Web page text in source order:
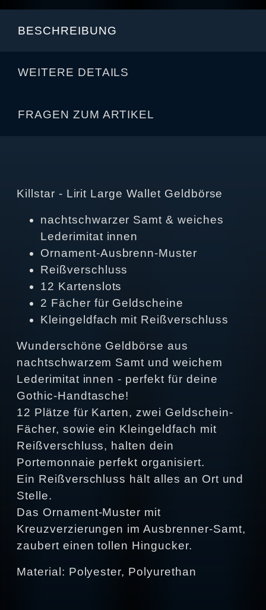
BESCHREIBUNG
WEITERE DETAILS
FRAGEN ZUM ARTIKEL
Killstar - Lirit Large Wallet Geldbörse
nachtschwarzer Samt & weiches
Lederimitat innen
Ornament-Ausbrenn-Muster
Reißverschluss
12 Kartenslots
2 Fächer für Geldscheine
Kleingeldfach mit Reißverschluss
Wunderschöne Geldbörse aus
nachtschwarzem Samt und weichem
Lederimitat innen - perfekt für deine
Gothic-Handtasche!
12 Plätze für Karten, zwei Geldschein-
Fächer, sowie ein Kleingeldfach mit
Reißverschluss, halten dein
Portemonnaie perfekt organisiert.
Ein Reißverschluss hält alles an Ort und
Stelle.
Das Ornament-Muster mit
Kreuzverzierungen im Ausbrenner-Samt,
zaubert einen tollen Hingucker.
Material: Polyester, Polyurethan